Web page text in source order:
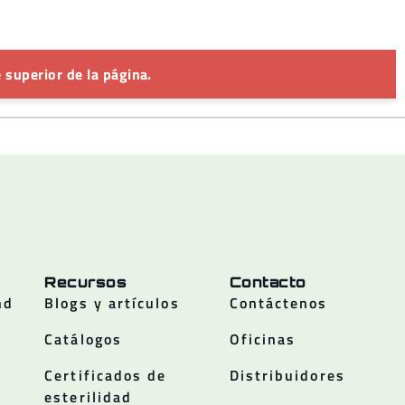
de la página.
Recursos
Blogs y artículos
Catálogos
Certificados de
esterilidad
Contacto
Contáctenos
Oficinas
Distribuidores